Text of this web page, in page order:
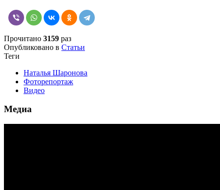
Прочитано 3159 раз
Опубликовано в Статьи
Теги
Наталья Шаронова
Фоторепортаж
Видео
Медиа